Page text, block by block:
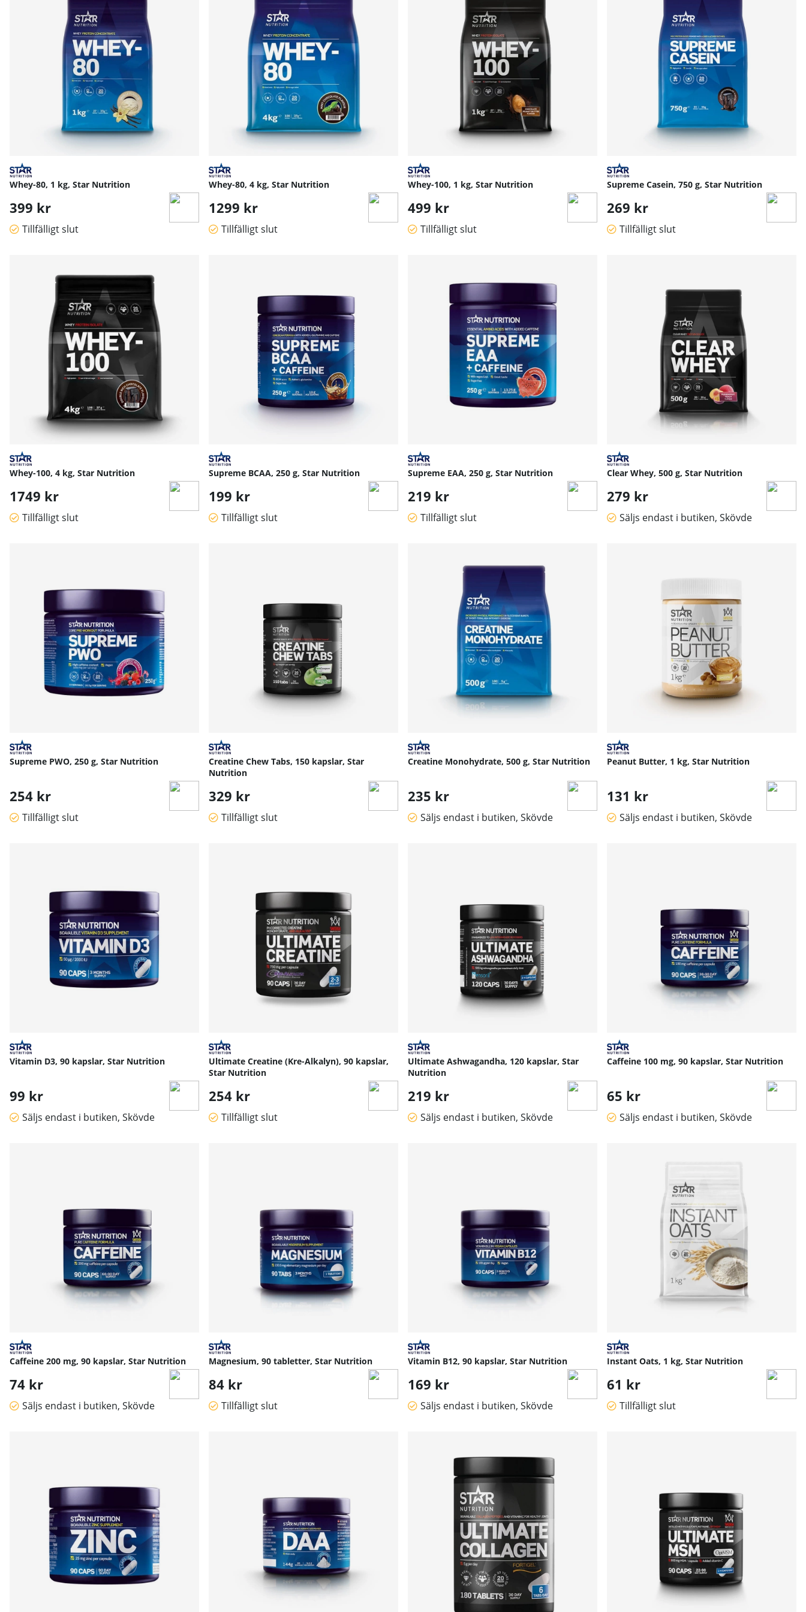
Whey-80, 1 kg, Star Nutrition
399 kr
Tillfälligt slut
Whey-80, 4 kg, Star Nutrition
1299 kr
Tillfälligt slut
Whey-100, 1 kg, Star Nutrition
499 kr
Tillfälligt slut
Supreme Casein, 750 g, Star Nutrition
269 kr
Tillfälligt slut
Whey-100, 4 kg, Star Nutrition
1749 kr
Tillfälligt slut
Supreme BCAA, 250 g, Star Nutrition
199 kr
Tillfälligt slut
Supreme EAA, 250 g, Star Nutrition
219 kr
Tillfälligt slut
Clear Whey, 500 g, Star Nutrition
279 kr
Säljs endast i butiken, Skövde
Supreme PWO, 250 g, Star Nutrition
254 kr
Tillfälligt slut
Creatine Chew Tabs, 150 kapslar, Star
Nutrition
329 kr
Tillfälligt slut
Creatine Monohydrate, 500 g, Star Nutrition
235 kr
Säljs endast i butiken, Skövde
Peanut Butter, 1 kg, Star Nutrition
131 kr
Säljs endast i butiken, Skövde
Vitamin D3, 90 kapslar, Star Nutrition
99 kr
Säljs endast i butiken, Skövde
Ultimate Creatine (Kre-Alkalyn), 90 kapslar,
Star Nutrition
254 kr
Tillfälligt slut
Ultimate Ashwagandha, 120 kapslar, Star
Nutrition
219 kr
Säljs endast i butiken, Skövde
Caffeine 100 mg, 90 kapslar, Star Nutrition
65 kr
Säljs endast i butiken, Skövde
Caffeine 200 mg, 90 kapslar, Star Nutrition
74 kr
Säljs endast i butiken, Skövde
Magnesium, 90 tabletter, Star Nutrition
84 kr
Tillfälligt slut
Vitamin B12, 90 kapslar, Star Nutrition
169 kr
Säljs endast i butiken, Skövde
Instant Oats, 1 kg, Star Nutrition
61 kr
Tillfälligt slut